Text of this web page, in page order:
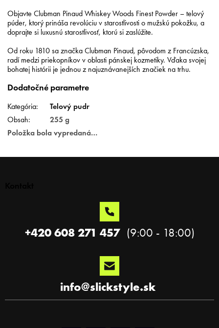
Objavte Clubman Pinaud Whiskey Woods Finest Powder – telový
púder, ktorý prináša revolúciu v starostlivosti o mužskú pokožku, a
doprajte si luxusnú starostlivosť, ktorú si zaslúžite.
Od roku 1810 sa značka Clubman Pinaud, pôvodom z Francúzska,
radí medzi priekopníkov v oblasti pánskej kozmetiky. Vďaka svojej
bohatej histórii je jednou z najuznávanejších značiek na trhu.
Dodatočné parametre
Kategória:
Telový pudr
Obsah:
255 g
Položka bola vypredaná…
info@slickstyle.sk
+420 608 271 457